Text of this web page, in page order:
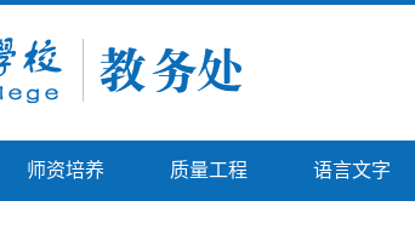
师资培养 质量工程 语言文字